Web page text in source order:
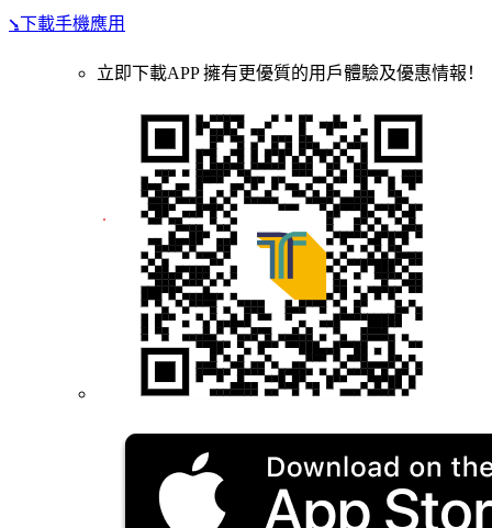
⭸下載手機應用
立即下載APP 擁有更優質的用戶體驗及優惠情報！